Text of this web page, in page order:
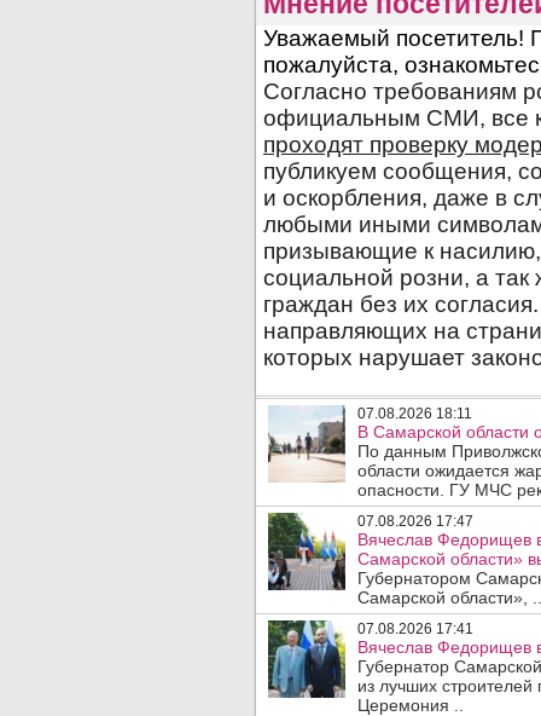
07.08.2026 18:11
В Самарской области
По данным
области ожидается
опасности. ГУ МЧС
07.08.2026 17:47
Вячеслав Федорищев
Самарской области»
Губернатором
Самарской области», ..
07.08.2026 17:41
Вячеслав Федорищев
Губернатор
из лучших
Церемония ..